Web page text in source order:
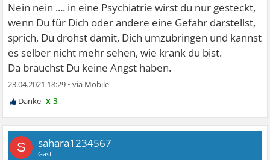
Nein nein .... in eine Psychiatrie wirst du nur gesteckt,
wenn Du für Dich oder andere eine Gefahr darstellst,
sprich, Du drohst damit, Dich umzubringen und kannst
es selber nicht mehr sehen, wie krank du bist.
Da brauchst Du keine Angst haben.
23.04.2021 18:29 •
x 3
S sahara1234567
Gast